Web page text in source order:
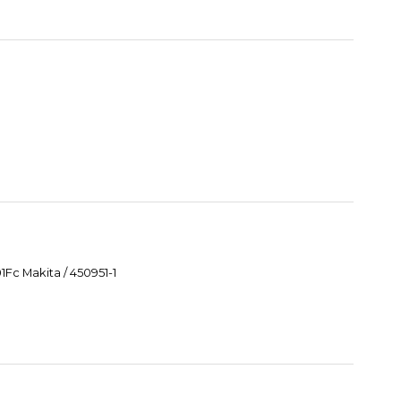
Makita / 450951-1